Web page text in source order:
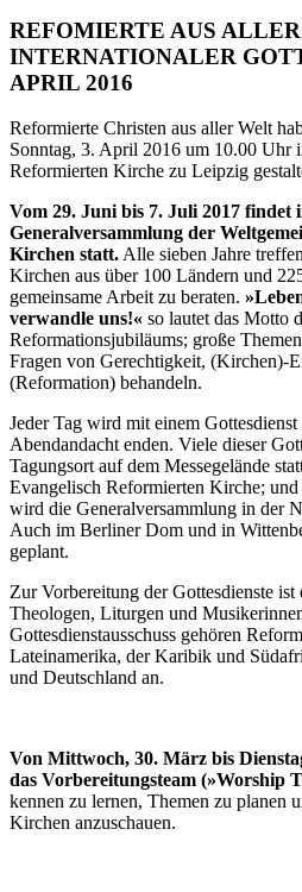
REFOMIERTE AUS
INTERNATIONALER
APRIL 2016
Reformierte Christen aus aller Welt
Sonntag, 3. April 2016 um 10.00 Uhr
Reformierten Kirche zu Leipzig
Vom 29. Juni bis 7. Juli 2017 findet
Generalversammlung der
Kirchen statt.Alle sieben Jahre
Kirchen aus über 100 Ländern und
gemeinsame Arbeit zu beraten.
verwandle uns!« so lautet das Motto
Reformationsjubiläums; große
Fragen von Gerechtigkeit, (Kirchen)-
(Reformation) behandeln.
Jeder Tag wird mit einem
Abendandacht enden. Viele dieser
Tagungsort auf dem Messegelände
Evangelisch Reformierten Kirche;
wird die Generalversammlung in der
Auch im Berliner Dom und in
geplant.
Zur Vorbereitung der Gottesdienste
Theologen, Liturgen und
Gottesdienstausschuss gehören
Lateinamerika, der Karibik und
und Deutschland an.
Von Mittwoch, 30. März bis
das Vorbereitungsteam (»Worship
kennen zu lernen, Themen zu planen
Kirchen anzuschauen.